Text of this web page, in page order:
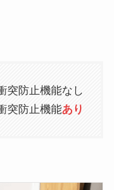
突防止機能なし
突防止機能あり